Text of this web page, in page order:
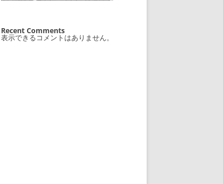
Recent Comments
表示できるコメントはありません。